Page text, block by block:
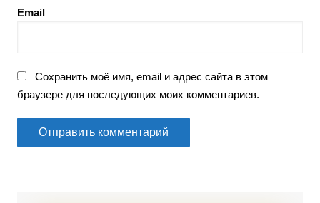
Email
Сохранить моё имя, email и адрес сайта в этом
браузере для последующих моих комментариев.